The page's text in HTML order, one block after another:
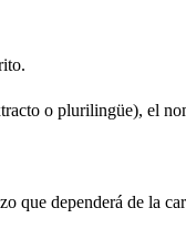
o plurilingüe), el
que dependerá de la